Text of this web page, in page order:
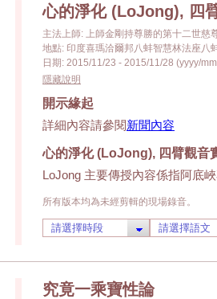
心的淨化 (LoJong), 四
主法上師: 上師金剛持尊勝的第十二世慈
地點: 印度喜瑪洽爾邦八蚌智慧林法座八
日期: 2015/11/23 - 2015/11/28 (yyyy/
隱藏說明
開示緣起
詳細內容請參閱新聞內容
心的淨化 (LoJong), 四臂觀音
LoJong 主要傳授內容係指阿底
所有版本均為未經剪輯的現場錄音。
究竟一乘寶性論